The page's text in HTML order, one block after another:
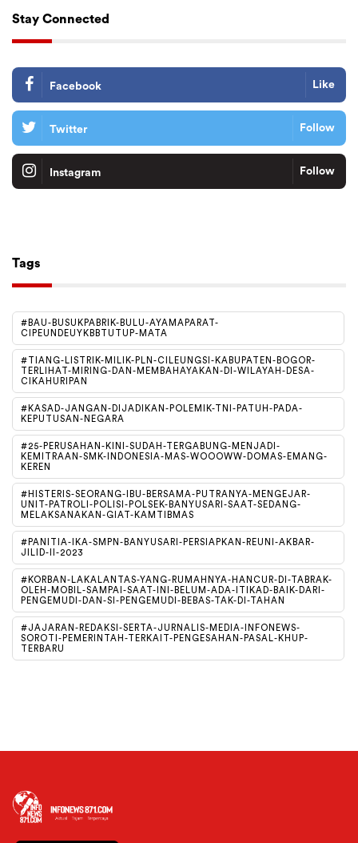
Stay Connected
Facebook Like
Twitter Follow
Instagram Follow
Tags
#BAU-BUSUKPABRIK-BULU-AYAMAPARAT-
CIPEUNDEUYKBBTUTUP-MATA
#TIANG-LISTRIK-MILIK-PLN-CILEUNGSI-KABUPATEN-BOGOR-
TERLIHAT-MIRING-DAN-MEMBAHAYAKAN-DI-WILAYAH-DESA-
CIKAHURIPAN
#KASAD-JANGAN-DIJADIKAN-POLEMIK-TNI-PATUH-PADA-
KEPUTUSAN-NEGARA
#25-PERUSAHAN-KINI-SUDAH-TERGABUNG-MENJADI-
KEMITRAAN-SMK-INDONESIA-MAS-WOOOWW-DOMAS-EMANG-
KEREN
#HISTERIS-SEORANG-IBU-BERSAMA-PUTRANYA-MENGEJAR-
UNIT-PATROLI-POLISI-POLSEK-BANYUSARI-SAAT-SEDANG-
MELAKSANAKAN-GIAT-KAMTIBMAS
#PANITIA-IKA-SMPN-BANYUSARI-PERSIAPKAN-REUNI-AKBAR-
JILID-II-2023
#KORBAN-LAKALANTAS-YANG-RUMAHNYA-HANCUR-DI-TABRAK-
OLEH-MOBIL-SAMPAI-SAAT-INI-BELUM-ADA-ITIKAD-BAIK-DARI-
PENGEMUDI-DAN-SI-PENGEMUDI-BEBAS-TAK-DI-TAHAN
#JAJARAN-REDAKSI-SERTA-JURNALIS-MEDIA-INFONEWS-
SOROTI-PEMERINTAH-TERKAIT-PENGESAHAN-PASAL-KHUP-
TERBARU